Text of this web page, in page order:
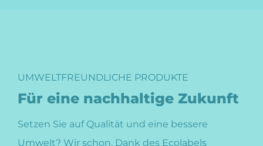
UMWELTFREUNDLICHE PRODUKTE
Für eine nachhaltige Zukunft
Setzen Sie auf Qualität und eine bessere
Umwelt? Wir schon. Dank des Ecolabels